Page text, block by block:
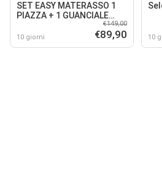
SET EASY MATERASSO 1
PIAZZA + 1 GUANCIALE
10 giorni
€149,00
€89,90 10